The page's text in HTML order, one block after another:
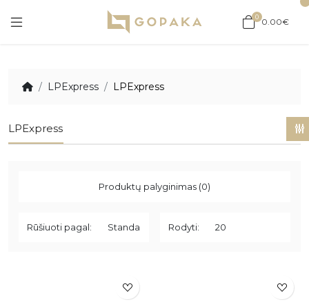
0 0.00€
LPExpress LPExpress
LPExpress
Produktų palyginimas (0)
Rūšiuoti pagal: Rodyti: